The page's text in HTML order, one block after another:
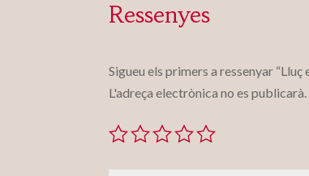
Ressenyes
Sigueu els primers a ressenyar
L'adreça electrònica no es publicarà.